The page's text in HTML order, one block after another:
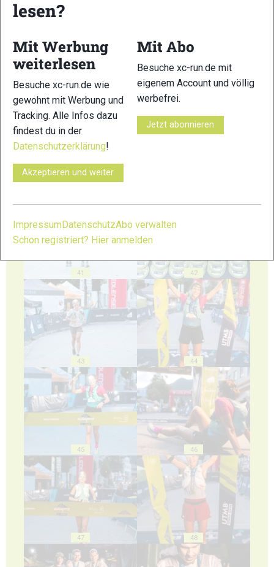
39
41 42
43 44
45 46
47 48
lesen?
Mit Werbung
weiterlesen
Besuche xc-run.de wie
gewohnt mit Werbung und
Tracking. Alle Infos dazu
findest du in der
Datenschutzerklärung!
Akzeptieren und weiter
Mit Abo
Besuche xc-run.de mit
eigenem Account und völlig
werbefrei.
Jetzt abonnieren
Impressum DatenschutzAbo verwalten
Schon registriert? Hier anmelden